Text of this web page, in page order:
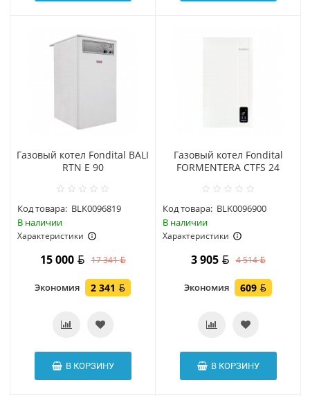
Газовый котел Fondital BALI
RTN E 90
Код товара: BLK0096819
В наличии
Характеристики
15 000 17 341
Экономия 2 341
В КОРЗИНУ
Газовый котел Fondital
FORMENTERA CTFS 24
Код товара: BLK0096900
В наличии
Характеристики
3 905 4 514
Экономия 609
В КОРЗИНУ